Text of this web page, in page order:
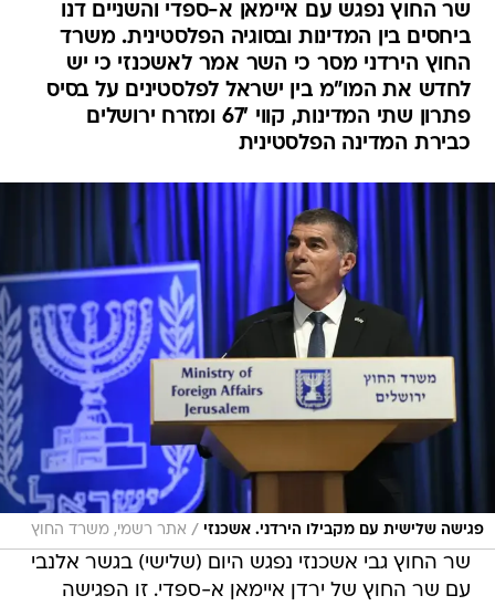
שר החוץ נפגש עם איימאן א-ספדי והשניים דנו
ביחסים בין המדינות ובסוגיה הפלסטינית. משרד
החוץ הירדני מסר כי השר אמר לאשכנזי כי יש
לחדש את המו"מ בין ישראל לפלסטינים על בסיס
פתרון שתי המדינות, קווי '67 ומזרח ירושלים
כבירת המדינה הפלסטינית
פגישה שלישית עם מקבילו הירדני. אשכנזי / אתר רשמי, משרד החוץ
שר החוץ גבי אשכנזי נפגש היום (שלישי) בגשר אלנבי
עם שר החוץ של ירדן איימאן א-ספדי. זו הפגישה